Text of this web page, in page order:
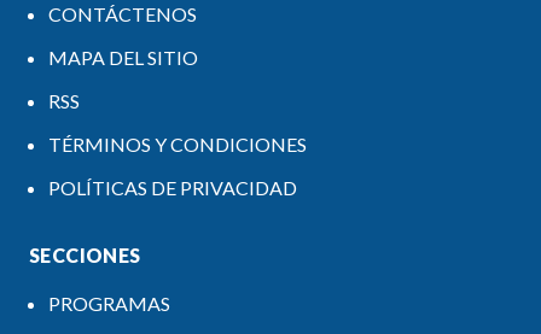
CONTÁCTENOS
MAPA DEL SITIO
RSS
TÉRMINOS Y CONDICIONES
POLÍTICAS DE PRIVACIDAD
SECCIONES
PROGRAMAS